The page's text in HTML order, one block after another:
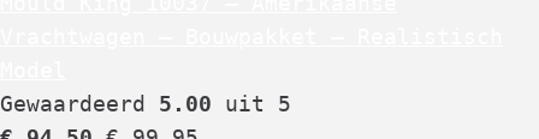
Gewaardeerd 5.00 uit 5